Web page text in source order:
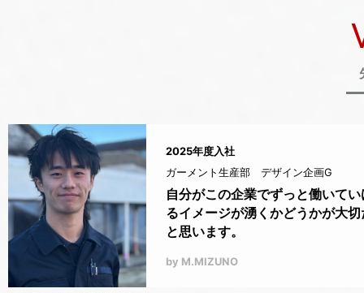
2025年度入社
ガーメント生産部 デザイン企画G
自分がこの企業でずっと働いてい
るイメージが湧くかどうかが大切
と思います。
by M.MIZUNO